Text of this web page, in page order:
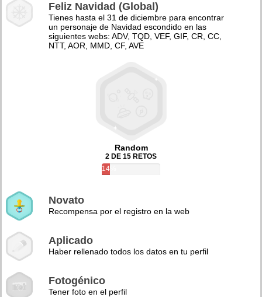
Feliz Navidad (Global)
Tienes hasta el 31 de diciembre para encontrar
un personaje de Navidad escondido en las
siguientes webs: ADV, TQD, VEF, GIF, CR, CC,
NTT, AOR, MMD, CF, AVE
Random
2 DE 15 RETOS
14%
Novato
Recompensa por el registro en la web
Aplicado
Haber rellenado todos los datos en tu perfil
Fotogénico
Tener foto en el perfil